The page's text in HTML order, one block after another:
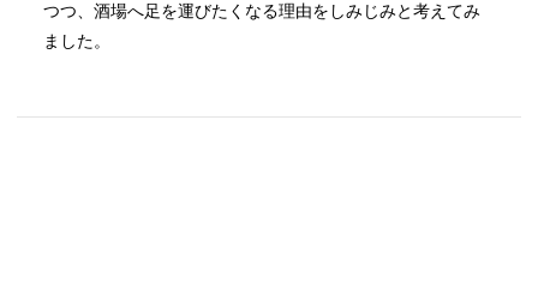
つつ、酒場へ足を運びたくなる理由をしみじみと考えてみ
ました。